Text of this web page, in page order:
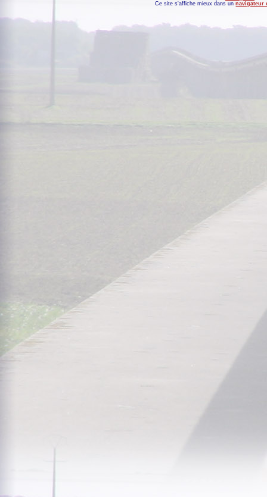
Ce site s'affiche mieux dans unnavigateur